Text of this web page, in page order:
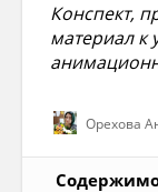
Конспект,
материал к
Орехова